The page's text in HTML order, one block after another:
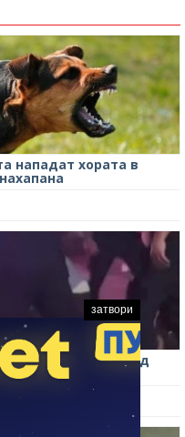
нападат хората в
челюст след
бияча
затвори